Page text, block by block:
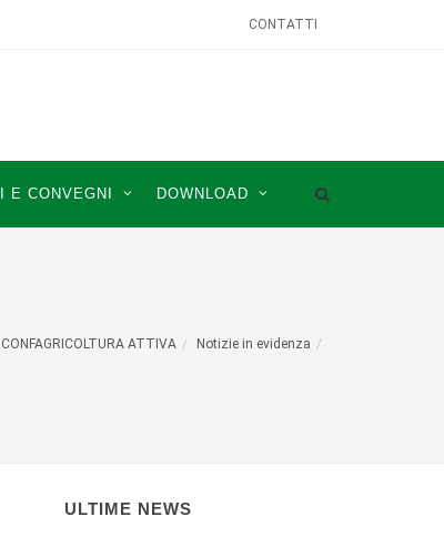
CONTATTI
E CONVEGNI DOWNLOAD
CONFAGRICOLTURA ATTIVA Notizie in evidenza
ULTIME NEWS